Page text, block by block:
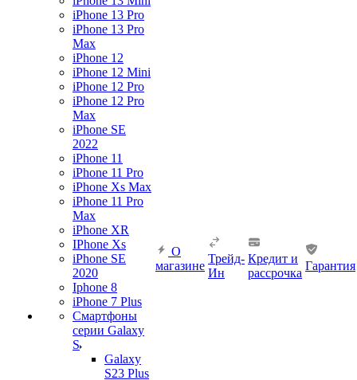
iPhone 13 Pro
iPhone 13 Pro
Max
iPhone 12
iPhone 12 Mini
iPhone 12 Pro
iPhone 12 Pro
Max
iPhone SE
2022
iPhone 11
iPhone 11 Pro
iPhone Xs Max
iPhone 11 Pro
Max
iPhone XR
IPhone Xs
iPhone SE
2020
Iphone 8
iPhone 7 Plus
Смартфоны
серии Galaxy
S
Galaxy
S23 Plus
О
магазине
Трейд-
Ин
Кредит и
рассрочка
Гарантия